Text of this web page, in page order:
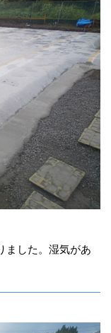
ました。湿気があ